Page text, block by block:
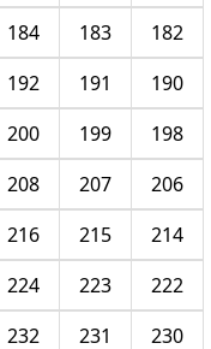
182
183
184
190
191
192
198
199
200
206
207
208
214
215
216
222
223
224
230
231
232